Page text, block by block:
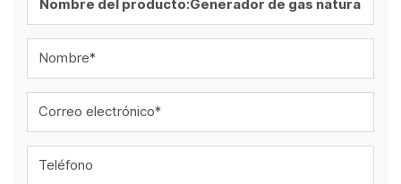
Nombre*
Correo electrónico*
Teléfono